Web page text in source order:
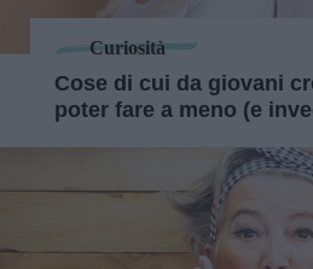
Curiosità
Cose di cui da giovani
poter fare a meno (e